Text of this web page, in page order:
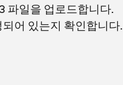
파일을 업로드합니다.
어 있는지 확인합니다.